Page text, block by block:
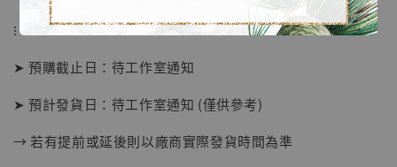
⁝
➤ 預購截止日：待工作室通知
➤ 預計發貨日：待工作室通知 (僅供參考)
→ 若有提前或延後則以廠商實際發貨時間為準